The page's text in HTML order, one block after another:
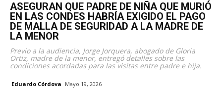
ASEGURAN QUE PADRE DE NIÑA QUE MURIÓ
EN LAS CONDES HABRÍA EXIGIDO EL PAGO
DE MALLA DE SEGURIDAD A LA MADRE DE
LA MENOR
Previo a la audiencia, Jorge Jorquera, abogado de Gloria
Ortiz, madre de la menor, entregó detalles sobre las
condiciones acordadas para las visitas entre padre e hija.
Eduardo Córdova Mayo 19, 2026